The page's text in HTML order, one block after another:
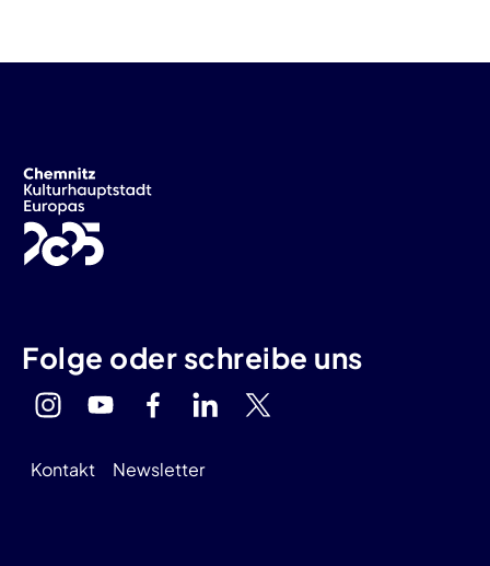
Folge oder schreibe uns
Kontakt Newsletter